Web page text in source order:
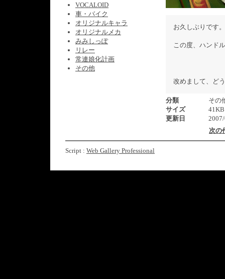
VOCALOID
車・バイク
オリジナルキャラ
オリジナルメカ
みみしっぽ
リレー
常連娘化計画
その他
お久しぶりです。
この度、ハンド
改めまして、ど
分類
その
サイズ
41KB
更新日
次の
Script : Web Gallery Professional